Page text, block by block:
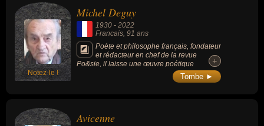
Notez-le !
Michel Deguy
1930 - 2022
Francais , 91 ans
Poète et philosophe français, fondateur
et rédacteur en chef de la revue
Po&sie, il laisse une œuvre poétique
empreinte de lyrisme et attachée à la part
+
+
Tombe ►
Avicenne